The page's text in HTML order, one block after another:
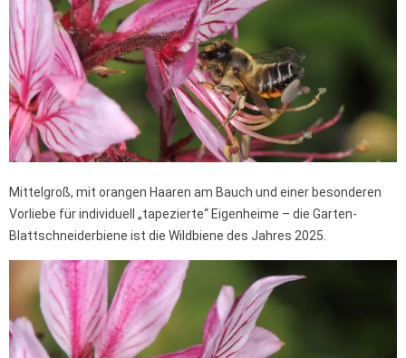
Mittelgroß, mit orangen Haaren am Bauch und einer besonderen
Vorliebe für individuell „tapezierte“ Eigenheime – die Garten-
Blattschneiderbiene ist die Wildbiene des Jahres 2025.